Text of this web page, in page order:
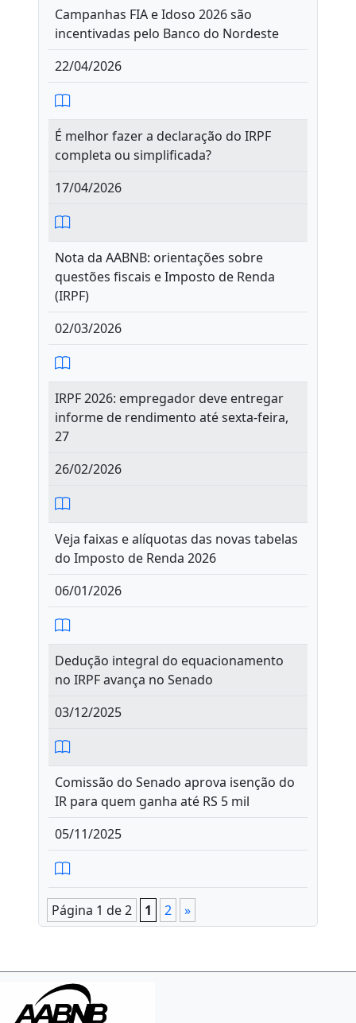
Campanhas FIA e Idoso 2026 são
incentivadas pelo Banco do Nordeste
22/04/2026
É melhor fazer a declaração do IRPF
completa ou simplificada?
17/04/2026
Nota da AABNB: orientações sobre
questões fiscais e Imposto de Renda
(IRPF)
02/03/2026
IRPF 2026: empregador deve entregar
informe de rendimento até sexta-feira,
27
26/02/2026
Veja faixas e alíquotas das novas tabelas
do Imposto de Renda 2026
06/01/2026
Dedução integral do equacionamento
no IRPF avança no Senado
03/12/2025
Comissão do Senado aprova isenção do
IR para quem ganha até RS 5 mil
05/11/2025
Página 1 de 2 1 2 »